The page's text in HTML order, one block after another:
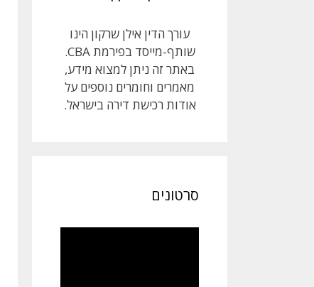
עורך הדין אילן שרקון הינו
שותף-מייסד בפירמת CBA.
באתר זה ניתן למצוא מידע,
מאמרים וחומרים נוספים על
אודות רכישת דירה בישראל.
סרטונים